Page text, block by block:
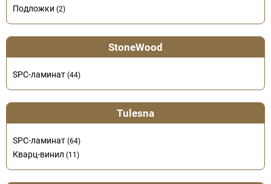
Подложки (2)
StoneWood
SPC-ламинат (44)
Tulesna
SPC-ламинат (64)
Кварц-винил (11)